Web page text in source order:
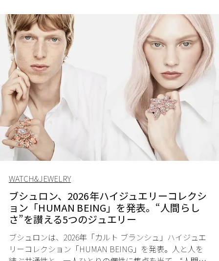
WATCH&JEWELRY
ブシュロン、2026年ハイジュエリーコレクシ
ョン「HUMAN BEING」を発表。“人間らし
さ”を讃える5つのジュエリー
ブシュロンは、2026年「カルト ブランシュ」ハイジュエ
リーコレクション「HUMAN BEING」を発表。人と人を